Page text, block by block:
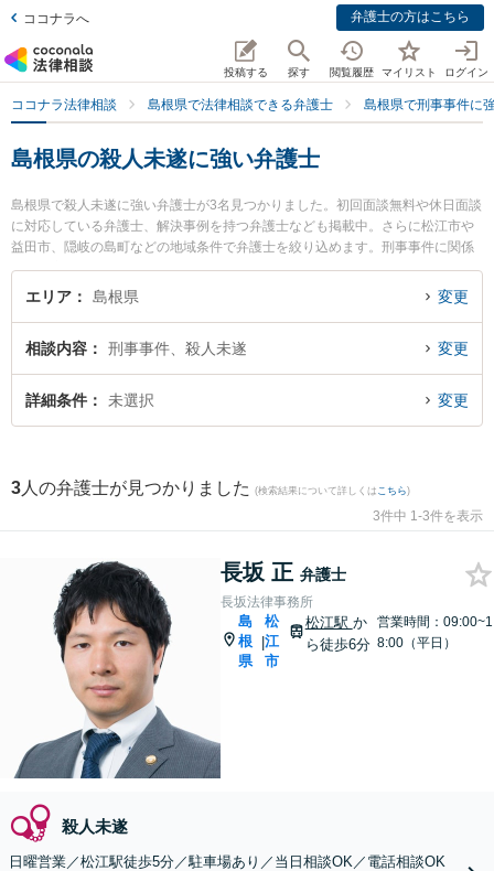
ココナラへ 弁護士の方はこちら
投稿する 探す 閲覧履歴 マイリスト ログイン
ココナラ法律相談 島根県で法律相談できる弁護士 島根県で刑事事件に
島根県の殺人未遂に強い弁護士
島根県で殺人未遂に強い弁護士が3名見つかりました。初回面談無料や休日面談
に対応している弁護士、解決事例を持つ弁護士なども掲載中。さらに松江市や
益田市、隠岐の島町などの地域条件で弁護士を絞り込めます。刑事事件に関係
する加害者側や少年犯罪、再犯・前科あり等の細かな分野での絞り込み検索も
でき便利です。特に長坂法律事務所の長坂 正弁護士や松村法律事務所の松村 健
した殺人未遂のトラブルを今すぐに弁護士に相談したい』『殺人未遂のトラブ
ル解決の実績豊富な近くの弁護士を検索したい』『初回相談無料で殺人未遂を
法律相談できる島根県内の弁護士に相談予約したい』などでお困りの相談者さ
エリア 島根県 変更
相談内容 刑事事件、殺人未遂 変更
詳細条件 未選択 変更
3 人の弁護士が見つかりました (検索結果について詳しくは こちら)
3件中 1-3件を表示
長坂 正 弁護士
長坂法律事務所
島
根
県
|
松
江
市
松江駅 か
ら徒歩6分
営業時間：09:00~1
8:00（平日）
殺人未遂
日曜営業／松江駅徒歩5分／駐車場あり／当日相談OK／電話相談OK